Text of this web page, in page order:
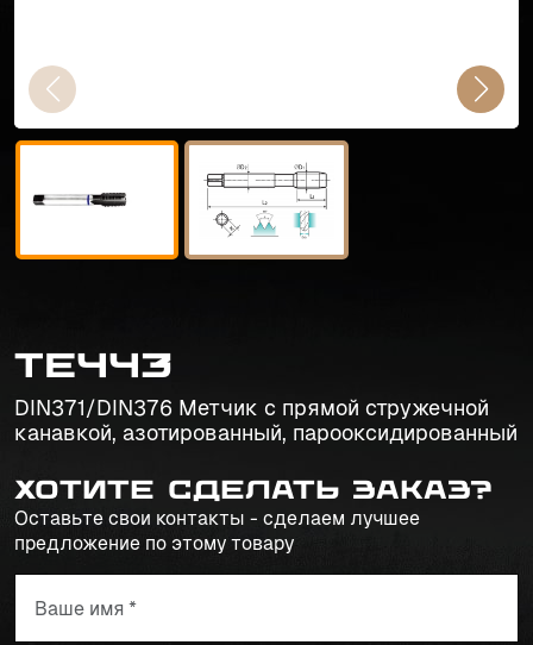
TE443
DIN371/DIN376 Метчик с прямой стружечной
канавкой, азотированный, парооксидированный
Хотите сделать заказ?
Оставьте свои контакты - сделаем лучшее
предложение по этому товару